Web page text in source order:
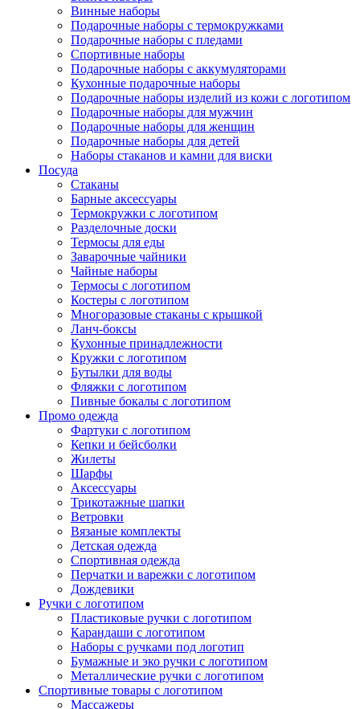
Винные наборы
Подарочные наборы с термокружками
Подарочные наборы с пледами
Спортивные наборы
Подарочные наборы с аккумуляторами
Кухонные подарочные наборы
Подарочные наборы изделий из кожи с логотипом
Подарочные наборы для мужчин
Подарочные наборы для женщин
Подарочные наборы для детей
Наборы стаканов и камни для виски
Посуда
Стаканы
Барные аксессуары
Термокружки с логотипом
Разделочные доски
Термосы для еды
Заварочные чайники
Чайные наборы
Термосы с логотипом
Костеры с логотипом
Многоразовые стаканы с крышкой
Ланч-боксы
Кухонные принадлежности
Кружки с логотипом
Бутылки для воды
Фляжки с логотипом
Пивные бокалы с логотипом
Промо одежда
Фартуки с логотипом
Кепки и бейсболки
Жилеты
Шарфы
Аксессуары
Трикотажные шапки
Ветровки
Вязаные комплекты
Детская одежда
Спортивная одежда
Перчатки и варежки с логотипом
Дождевики
Ручки с логотипом
Пластиковые ручки с логотипом
Карандаши с логотипом
Наборы с ручками под логотип
Бумажные и эко ручки с логотипом
Металлические ручки с логотипом
Спортивные товары с логотипом
Массажеры